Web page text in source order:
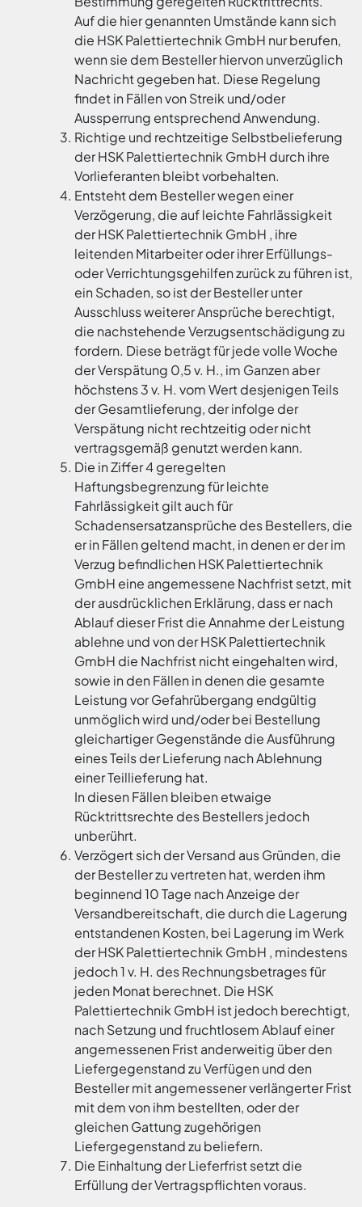
Auf die hier genannten Umstände kann sich
die HSK Palettiertechnik GmbH nur berufen,
wenn sie dem Besteller hiervon unverzüglich
Nachricht gegeben hat. Diese Regelung
findet in Fällen von Streik und/oder
Aussperrung entsprechend Anwendung.
Richtige und rechtzeitige Selbstbelieferung
der HSK Palettiertechnik GmbH durch ihre
Vorlieferanten bleibt vorbehalten.
Entsteht dem Besteller wegen einer
Verzögerung, die auf leichte Fahrlässigkeit
der HSK Palettiertechnik GmbH , ihre
leitenden Mitarbeiter oder ihrer Erfüllungs-
oder Verrichtungsgehilfen zurück zu führen ist,
ein Schaden, so ist der Besteller unter
Ausschluss weiterer Ansprüche berechtigt,
die nachstehende Verzugsentschädigung zu
fordern. Diese beträgt für jede volle Woche
der Verspätung 0,5 v. H., im Ganzen aber
höchstens 3 v. H. vom Wert desjenigen Teils
der Gesamtlieferung, der infolge der
Verspätung nicht rechtzeitig oder nicht
vertragsgemäß genutzt werden kann.
Die in Ziffer 4 geregelten
Haftungsbegrenzung für leichte
Fahrlässigkeit gilt auch für
Schadensersatzansprüche des Bestellers, die
er in Fällen geltend macht, in denen er der im
Verzug befindlichen HSK Palettiertechnik
GmbH eine angemessene Nachfrist setzt, mit
der ausdrücklichen Erklärung, dass er nach
Ablauf dieser Frist die Annahme der Leistung
ablehne und von der HSK Palettiertechnik
GmbH die Nachfrist nicht eingehalten wird,
sowie in den Fällen in denen die gesamte
Leistung vor Gefahrübergang endgültig
unmöglich wird und/oder bei Bestellung
gleichartiger Gegenstände die Ausführung
eines Teils der Lieferung nach Ablehnung
einer Teillieferung hat.
In diesen Fällen bleiben etwaige
Rücktrittsrechte des Bestellers jedoch
unberührt.
Verzögert sich der Versand aus Gründen, die
der Besteller zu vertreten hat, werden ihm
beginnend 10 Tage nach Anzeige der
Versandbereitschaft, die durch die Lagerung
entstandenen Kosten, bei Lagerung im Werk
der HSK Palettiertechnik GmbH , mindestens
jedoch 1 v. H. des Rechnungsbetrages für
jeden Monat berechnet. Die HSK
Palettiertechnik GmbH ist jedoch berechtigt,
nach Setzung und fruchtlosem Ablauf einer
angemessenen Frist anderweitig über den
Liefergegenstand zu Verfügen und den
Besteller mit angemessener verlängerter Frist
mit dem von ihm bestellten, oder der
gleichen Gattung zugehörigen
Liefergegenstand zu beliefern.
Die Einhaltung der Lieferfrist setzt die
Erfüllung der Vertragspflichten voraus.